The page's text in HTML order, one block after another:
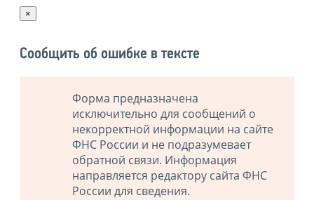
×
Сообщить об ошибке в тексте
Форма предназначена
исключительно для сообщений о
некорректной информации на сайте
ФНС России и не подразумевает
обратной связи. Информация
направляется редактору сайта ФНС
России для сведения.